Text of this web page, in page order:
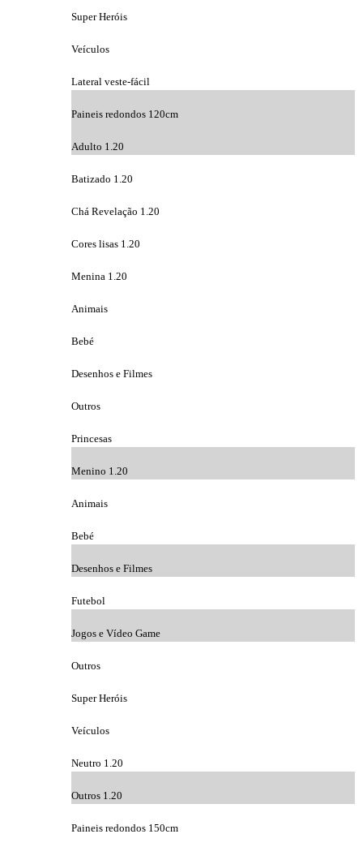
Super Heróis
Veículos
Lateral veste-fácil
Paineis redondos 120cm
Adulto 1.20
Batizado 1.20
Chá Revelação 1.20
Cores lisas 1.20
Menina 1.20
Animais
Bebé
Desenhos e Filmes
Outros
Princesas
Menino 1.20
Animais
Bebé
Desenhos e Filmes
Futebol
Jogos e Vídeo Game
Outros
Super Heróis
Veículos
Neutro 1.20
Outros 1.20
Paineis redondos 150cm